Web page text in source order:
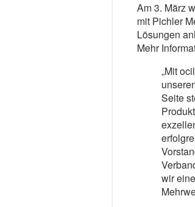
Am 3. März
mit Pichler
Lösungen
Mehr
„Mit
Seite
wir